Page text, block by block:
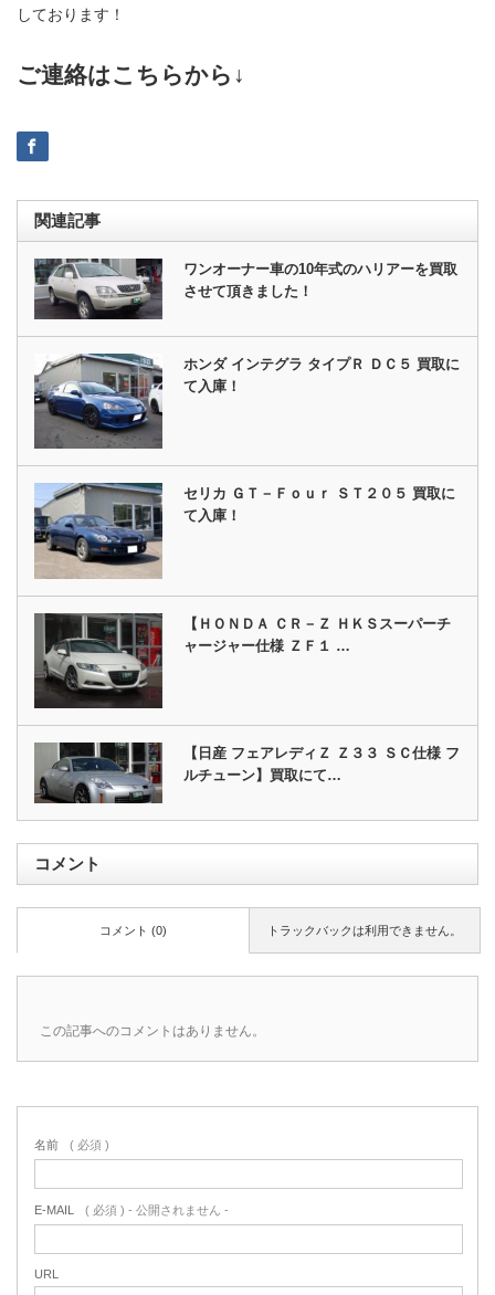
しております！
ご連絡はこちらから↓
関連記事
ワンオーナー車の10年式のハリアーを買取
させて頂きました！
ホンダ インテグラ タイプＲ ＤＣ５ 買取に
て入庫！
セリカ ＧＴ－Ｆｏｕｒ ＳＴ２０５ 買取に
て入庫！
【ＨＯＮＤＡ ＣＲ－Ｚ ＨＫＳスーパーチ
ャージャー仕様 ＺＦ１ …
【日産 フェアレディＺ Ｚ３３ ＳＣ仕様 フ
ルチューン】買取にて…
コメント
トラックバックは利用できません。
コメント (0)
この記事へのコメントはありません。
名前 ( 必須 )
E-MAIL ( 必須 ) - 公開されません -
URL